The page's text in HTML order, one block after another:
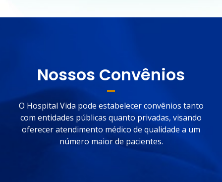
Nossos Convênios
O Hospital Vida pode estabelecer convênios tanto
com entidades públicas quanto privadas, visando
oferecer atendimento médico de qualidade a um
número maior de pacientes.